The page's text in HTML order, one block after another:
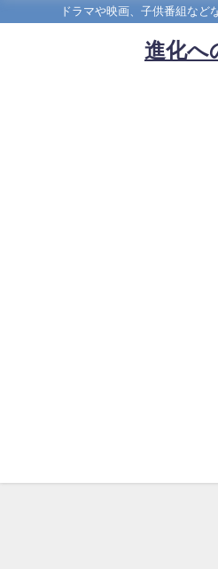
ドラマや映画、子供番組など
進化へ